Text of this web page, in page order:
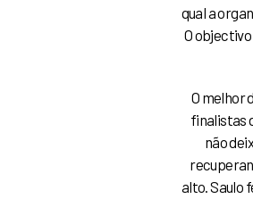
qual a
O
O melhor
finalistas
não
alto. Saulo